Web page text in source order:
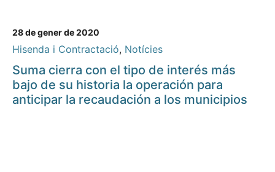
28 de gener de 2020
Hisenda i Contractació, Notícies
Suma cierra con el tipo de interés más
bajo de su historia la operación para
anticipar la recaudación a los municipios